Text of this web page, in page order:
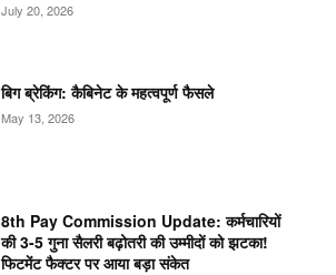
July 20, 2026
बिग ब्रेकिंग: कैबिनेट के महत्वपूर्ण फैसले
May 13, 2026
8th Pay Commission Update: कर्मचारियों
की 3-5 गुना सैलरी बढ़ोतरी की उम्मीदों को झटका!
फिटमेंट फैक्टर पर आया बड़ा संकेत